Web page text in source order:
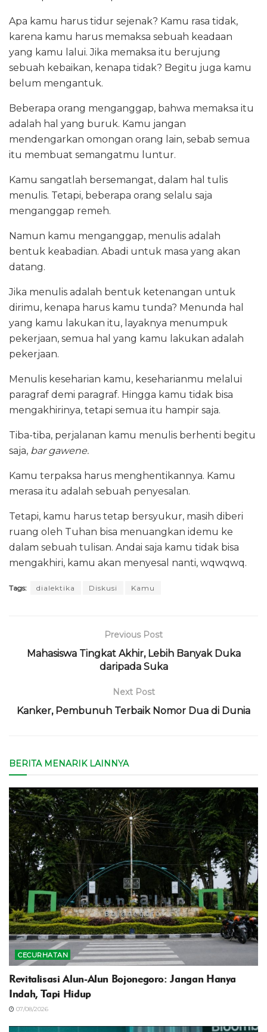
Apa kamu harus tidur sejenak? Kamu rasa tidak,
karena kamu harus memaksa sebuah keadaan
yang kamu lalui. Jika memaksa itu berujung
sebuah kebaikan, kenapa tidak? Begitu juga kamu
belum mengantuk.
Beberapa orang menganggap, bahwa memaksa itu
adalah hal yang buruk. Kamu jangan
mendengarkan omongan orang lain, sebab semua
itu membuat semangatmu luntur.
Kamu sangatlah bersemangat, dalam hal tulis
menulis. Tetapi, beberapa orang selalu saja
menganggap remeh.
Namun kamu menganggap, menulis adalah
bentuk keabadian. Abadi untuk masa yang akan
datang.
Jika menulis adalah bentuk ketenangan untuk
dirimu, kenapa harus kamu tunda? Menunda hal
yang kamu lakukan itu, layaknya menumpuk
pekerjaan, semua hal yang kamu lakukan adalah
pekerjaan.
Menulis keseharian kamu, keseharianmu melalui
paragraf demi paragraf. Hingga kamu tidak bisa
mengakhirinya, tetapi semua itu hampir saja.
Tiba-tiba, perjalanan kamu menulis berhenti begitu
saja, bar gawene.
Kamu terpaksa harus menghentikannya. Kamu
merasa itu adalah sebuah penyesalan.
Tetapi, kamu harus tetap bersyukur, masih diberi
ruang oleh Tuhan bisa menuangkan idemu ke
dalam sebuah tulisan. Andai saja kamu tidak bisa
mengakhiri, kamu akan menyesal nanti, wqwqwq.
Tags: dialektika Diskusi Kamu
Previous Post
Mahasiswa Tingkat Akhir, Lebih Banyak Duka
daripada Suka
Next Post
Kanker, Pembunuh Terbaik Nomor Dua di Dunia
BERITA MENARIK LAINNYA
CECURHATAN
Revitalisasi Alun-Alun Bojonegoro: Jangan Hanya
Indah, Tapi Hidup
07/08/2026